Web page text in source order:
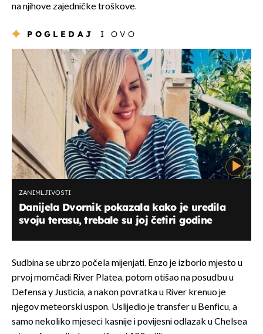
na njihove zajedničke troškove.
POGLEDAJ I OVO
ZANIMLJIVOSTI
Danijela Dvornik pokazala kako je uredila
svoju terasu, trebale su joj četiri godine
Sudbina se ubrzo počela mijenjati. Enzo je izborio mjesto u
prvoj momčadi River Platea, potom otišao na posudbu u
Defensa y Justicia, a nakon povratka u River krenuo je
njegov meteorski uspon. Uslijedio je transfer u Benficu, a
samo nekoliko mjeseci kasnije i povijesni odlazak u Chelsea